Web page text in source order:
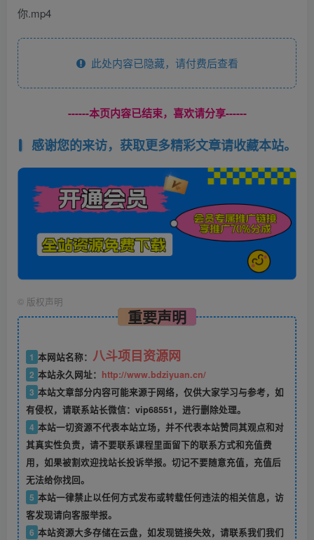
你.mp4
此处内容已隐藏，请付费后查看
------本页内容已结束，喜欢请分享------
感谢您的来访，获取更多精彩文章请收藏本站。
© 版权声明
重要声明
1 本网站名称： 八斗项目资源网
2 本站永久网址： http://www.bdziyuan.cn/
3 本站文章部分内容可能来源于网络，仅供大家学习与参考，如
有侵权，请联系站长微信：vip68551，进行删除处理。
4 本站一切资源不代表本站立场，并不代表本站赞同其观点和对
其真实性负责，请不要联系课程里面留下的联系方式和充值费
用，如果被割欢迎找站长投诉举报。切记不要随意充值，充值后
无法给你找回。
5 本站一律禁止以任何方式发布或转载任何违法的相关信息，访
客发现请向客服举报。
6 本站资源大多存储在云盘，如发现链接失效，请联系我们我们